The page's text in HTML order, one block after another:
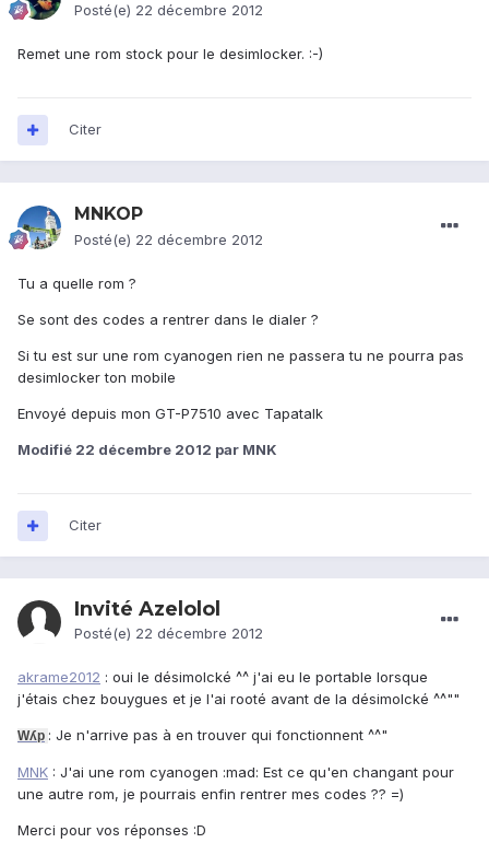
Posté(e) 22 décembre 2012
Remet une rom stock pour le desimlocker. :-)
Citer
MNKOP
Posté(e) 22 décembre 2012
Tu a quelle rom ?
Se sont des codes a rentrer dans le dialer ?
Si tu est sur une rom cyanogen rien ne passera tu ne pourra pas
desimlocker ton mobile
Envoyé depuis mon GT-P7510 avec Tapatalk
Modifié 22 décembre 2012 par MNK
Citer
Invité Azelolol
Posté(e) 22 décembre 2012
akrame2012 : oui le désimolcké ^^ j'ai eu le portable lorsque
j'étais chez bouygues et je l'ai rooté avant de la désimolcké ^^""
Wʎp : Je n'arrive pas à en trouver qui fonctionnent ^^"
MNK : J'ai une rom cyanogen :mad: Est ce qu'en changant pour
une autre rom, je pourrais enfin rentrer mes codes ?? =)
Merci pour vos réponses :D